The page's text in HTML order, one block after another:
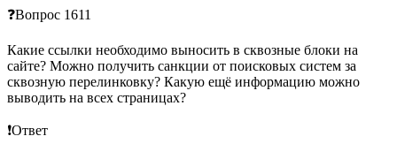
❓Вопрос 1611
Какие ссылки необходимо выносить в сквозные блоки на
сайте? Можно получить санкции от поисковых систем за
сквозную перелинковку? Какую ещё информацию можно
выводить на всех страницах?
❗️Ответ